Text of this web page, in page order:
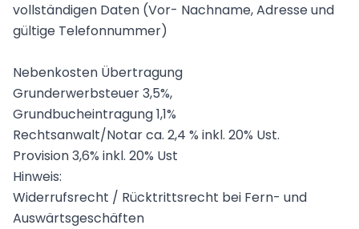
vollständigen Daten (Vor- Nachname, Adresse und
gültige Telefonnummer)
Nebenkosten Übertragung
Grunderwerbsteuer 3,5%,
Grundbucheintragung 1,1%
Rechtsanwalt/Notar ca. 2,4 % inkl. 20% Ust.
Provision 3,6% inkl. 20% Ust
Hinweis:
Widerrufsrecht / Rücktrittsrecht bei Fern- und
Auswärtsgeschäften